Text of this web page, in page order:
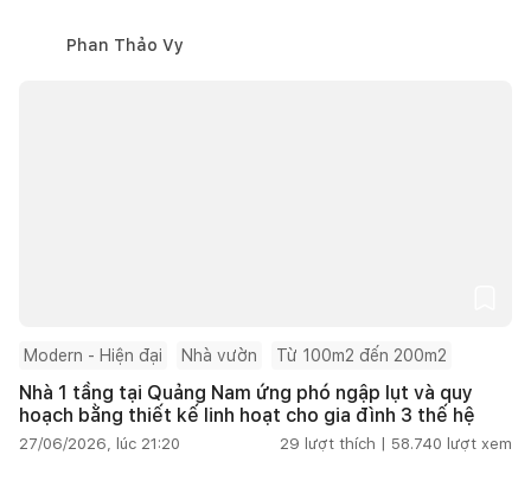
Phan Thảo Vy
Modern - Hiện đại Nhà vườn Từ 100m2 đến 200m2
Nhà 1 tầng tại Quảng Nam ứng phó ngập lụt và quy
hoạch bằng thiết kế linh hoạt cho gia đình 3 thế hệ
27/06/2026, lúc 21:20 29 lượt thích | 58.740 lượt xem